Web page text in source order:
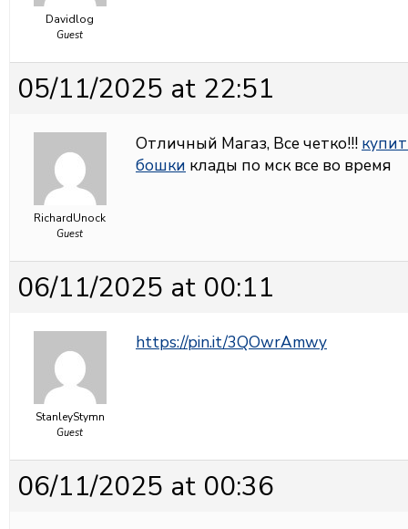
Davidlog
Guest
05/11/2025 at 22:51
RichardUnock
Guest
Отличный Магаз, Все четко!!!
бошки клады по мск все во время
06/11/2025 at 00:11
StanleyStymn
Guest
https://pin.it/3QOwrAmwy
06/11/2025 at 00:36